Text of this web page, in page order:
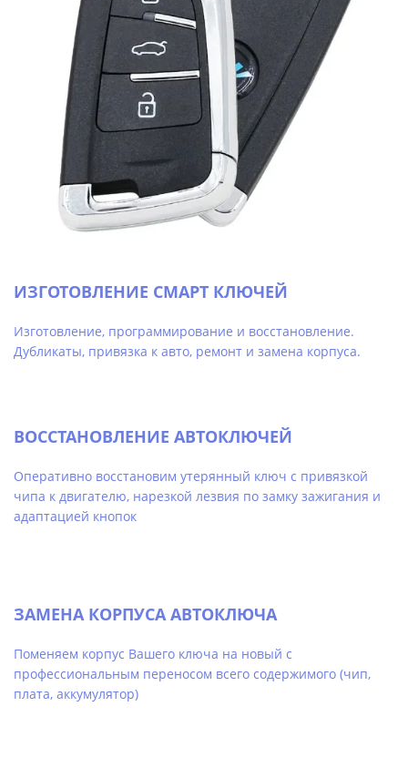
ИЗГОТОВЛЕНИЕ СМАРТ КЛЮЧЕЙ
Изготовление, программирование и восстановление.
Дубликаты, привязка к авто, ремонт и замена корпуса.
ВОССТАНОВЛЕНИЕ АВТОКЛЮЧЕЙ
Оперативно восстановим утерянный ключ с привязкой
чипа к двигателю, нарезкой лезвия по замку зажигания и
адаптацией кнопок
ЗАМЕНА КОРПУСА АВТОКЛЮЧА
Поменяем корпус Вашего ключа на новый с
профессиональным переносом всего содержимого (чип,
плата, аккумулятор)